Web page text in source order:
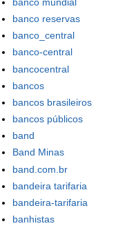
banco reservas
banco_central
banco-central
bancocentral
bancos
bancos brasileiros
bancos públicos
band
Band Minas
band.com.br
bandeira tarifaria
bandeira-tarifaria
banhistas